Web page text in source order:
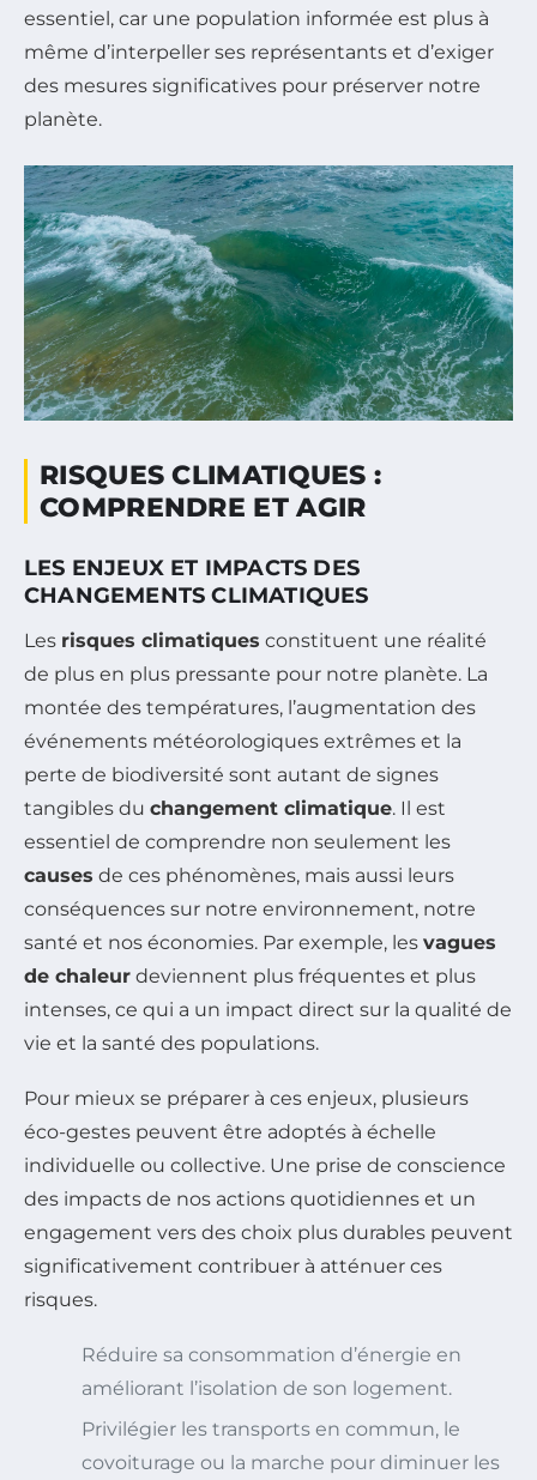
essentiel, car une population informée est plus à
même d’interpeller ses représentants et d’exiger
des mesures significatives pour préserver notre
planète.
RISQUES CLIMATIQUES :
COMPRENDRE ET AGIR
LES ENJEUX ET IMPACTS DES
CHANGEMENTS CLIMATIQUES
Les risques climatiques constituent une réalité
de plus en plus pressante pour notre planète. La
montée des températures, l’augmentation des
événements météorologiques extrêmes et la
perte de biodiversité sont autant de signes
tangibles du changement climatique. Il est
essentiel de comprendre non seulement les
causes de ces phénomènes, mais aussi leurs
conséquences sur notre environnement, notre
santé et nos économies. Par exemple, les vagues
de chaleur deviennent plus fréquentes et plus
intenses, ce qui a un impact direct sur la qualité de
vie et la santé des populations.
Pour mieux se préparer à ces enjeux, plusieurs
éco-gestes peuvent être adoptés à échelle
individuelle ou collective. Une prise de conscience
des impacts de nos actions quotidiennes et un
engagement vers des choix plus durables peuvent
significativement contribuer à atténuer ces
risques.
Réduire sa consommation d’énergie en
améliorant l’isolation de son logement.
Privilégier les transports en commun, le
covoiturage ou la marche pour diminuer les